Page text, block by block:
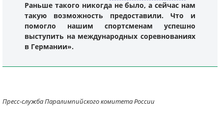
Раньше такого никогда не было, а сейчас нам
такую возможность предоставили. Что и
помогло нашим спортсменам успешно
выступить на международных соревнованиях
в Германии».
Пресс-служба Паралимпийского комитета России